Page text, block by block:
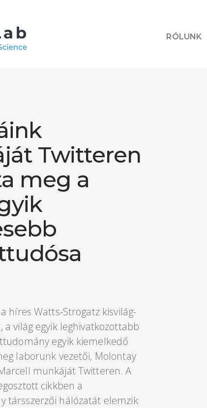
RÓLUNK
Twitteren
meg a
híres Watts-Strogatz kisvilág-
a világ egyik leghivatkozottabb
egyik kiemelkedő
laborunk vezetői, Molontay
munkáját Twitteren. A
cikkben a
társszerzői hálózatát elemzik